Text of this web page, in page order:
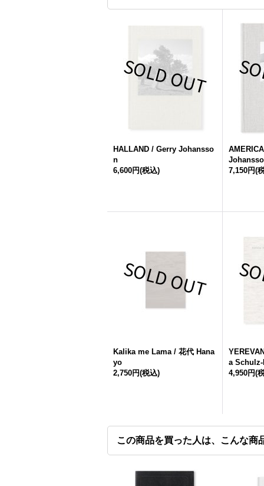
HALLAND / Gerry Johansso
n
6,600円(税込)
7,150円(
Kalika me Lama / 花代 Hana
yo
2,750円(税込)
a
4,950円(
この商品を買った人は、こんな商